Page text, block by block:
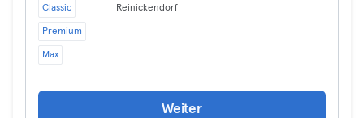
Classic
Premium
Max
Reinickendorf
Weiter